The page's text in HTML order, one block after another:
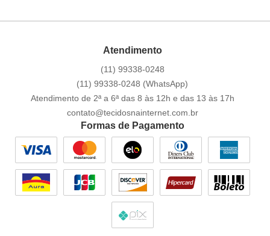
Atendimento
(11) 99338-0248
(11) 99338-0248 (WhatsApp)
Atendimento de 2ª a 6ª das 8 às 12h e das 13 às 17h
contato@tecidosnainternet.com.br
Formas de Pagamento